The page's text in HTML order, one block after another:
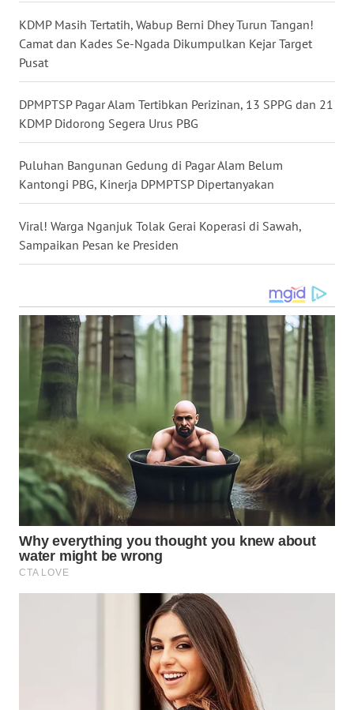
KDMP Masih Tertatih, Wabup Berni Dhey Turun Tangan!
Camat dan Kades Se-Ngada Dikumpulkan Kejar Target
Pusat
DPMPTSP Pagar Alam Tertibkan Perizinan, 13 SPPG dan 21
KDMP Didorong Segera Urus PBG
Puluhan Bangunan Gedung di Pagar Alam Belum
Kantongi PBG, Kinerja DPMPTSP Dipertanyakan
Viral! Warga Nganjuk Tolak Gerai Koperasi di Sawah,
Sampaikan Pesan ke Presiden
WN
MALUKU
WN
MALUT
WN
DAIRI
WN
DANAU
LANGKAT
TAPANULI
SELATAN
WN
TANJUNG
LESUNG
WN
KARO